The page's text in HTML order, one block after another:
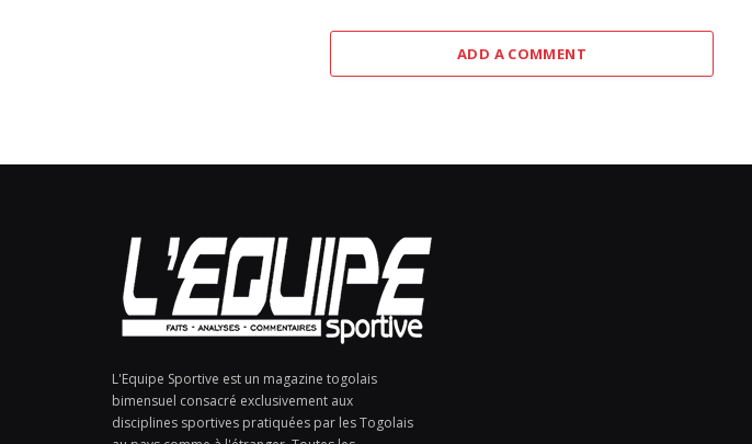
ADD A COMMENT
L'Equipe Sportive est un magazine togolais
bimensuel consacré exclusivement aux
disciplines sportives pratiquées par les Togolais